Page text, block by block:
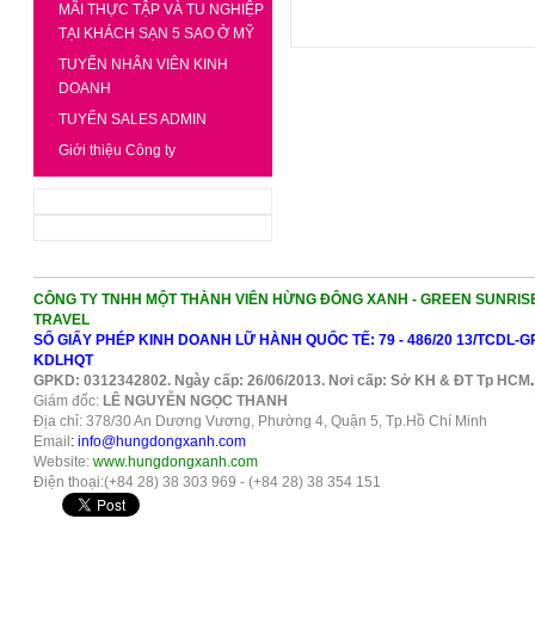
MÃI THỰC TẬP VÀ TU NGHIỆP
TẠI KHÁCH SẠN 5 SAO Ở MỸ
TUYỂN NHÂN VIÊN KINH
DOANH
TUYỂN SALES ADMIN
Giới thiệu Công ty
CÔNG TY TNHH MỘT THÀNH VIÊN HỪNG ĐÔNG XANH - GREEN
TRAVEL
SỐ GIẤY PHÉP KINH DOANH LỮ HÀNH QUỐC TẾ: 79 - 486/20 13/TCDL-
KDLHQT
GPKD: 0312342802. Ngày cấp: 26/06/2013. Nơi cấp: Sở KH & ĐT Tp HCM.
Giám đốc:LÊ NGUYỄN NGỌC THANH
Địa chỉ: 378/30 An Dương Vương, Phường 4, Quận 5, Tp.Hồ Chí Minh
Email : info@hungdongxanh.com
Website: www.hungdongxanh.com
Điện thoại:(+84 28) 38 303 969 - (+84 28) 38 354 151